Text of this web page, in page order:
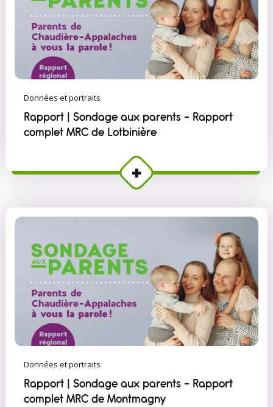
Données et portraits
Rapport | Sondage aux parents - Rapport
complet MRC de Lotbinière
Données et portraits
Rapport | Sondage aux parents - Rapport
complet MRC de Montmagny